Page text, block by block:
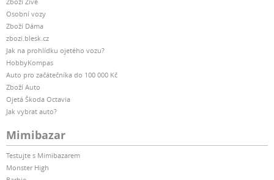
Osobní vozy
Zboží Dáma
zbozi.blesk.cz
Jak na prohlídku ojetého vozu?
HobbyKompas
Auto pro začátečníka do 100 000 Kč
Zboží Auto
Ojetá Škoda Octavia
Jak vybrat auto?
Mimibazar
Testujte s Mimibazarem
Monster High